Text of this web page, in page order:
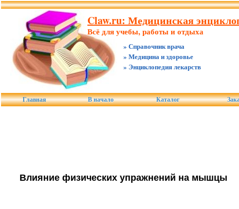
Claw.ru: Медицинская
Всё для учебы, работы и отдыха
» Справочник врача
» Медицина и здоровье
» Энциклопедия лекарств
Главная В начало Каталог
Влияние физических упражнений на мышцы